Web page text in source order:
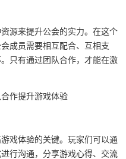
源来提升公会的实力。在这个
成员需要相互配合、互相支
只有通过团队合作，才能在激
作提升游戏体验
戏体验的关键。玩家们可以通
行沟通，分享游戏心得、交流